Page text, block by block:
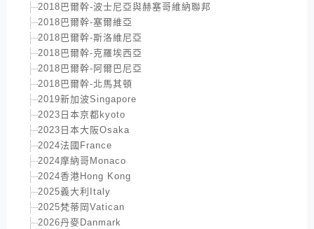
2018巴爾幹-波士尼亞與赫塞哥維納聯邦
2018巴爾幹-塞爾維亞
2018巴爾幹-斯洛維尼亞
2018巴爾幹-克羅埃西亞
2018巴爾幹-阿爾巴尼亞
2018巴爾幹-北馬其頓
2019新加波Singapore
2023日本京都kyoto
2023日本大阪Osaka
2024法國France
2024摩納哥Monaco
2024香港Hong Kong
2025義大利Italy
2025梵蒂岡Vatican
2026丹麥Danmark